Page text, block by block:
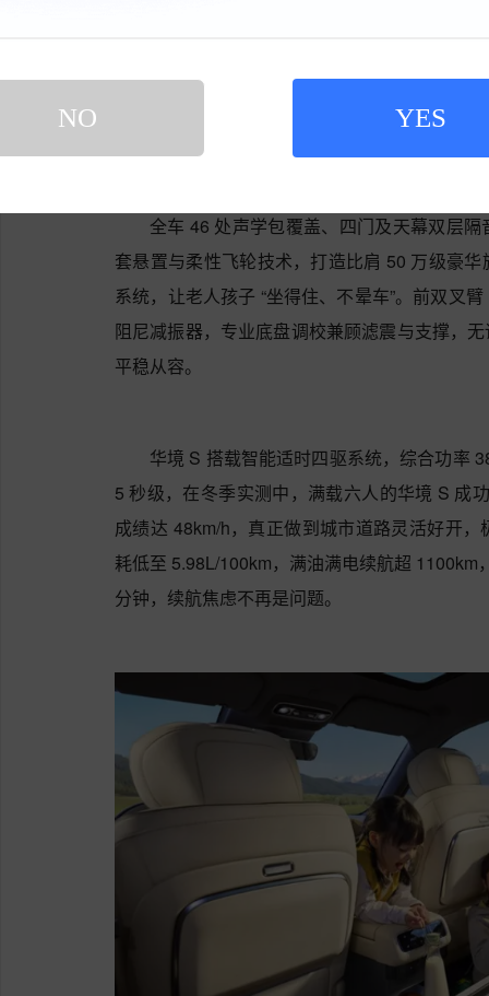
NO YES
全车 46 处声学包覆盖、四门及天幕双层
套悬置与柔性飞轮技术，打造比肩 50 万级豪
系统，让老人孩子 “坐得住、不晕车”。前双叉
阻尼减振器，专业底盘调校兼顾滤震与支撑，
平稳从容。
华境 S 搭载智能适时四驱系统，综合功率
5 秒级，在冬季实测中，满载六人的华境 S 成
成绩达 48km/h，真正做到城市道路灵活好开
耗低至 5.98L/100km，满油满电续航超
分钟，续航焦虑不再是问题。